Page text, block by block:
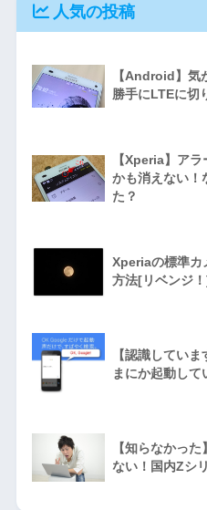
人気の投稿
【Android】気
勝手にLTEに切
【Xperia】ア
かも消えない
た？
Xperiaの標準カ
方法[リベンジ！]
【認識してい
まにか起動し
【知らなかっ
ない！国内Zシ